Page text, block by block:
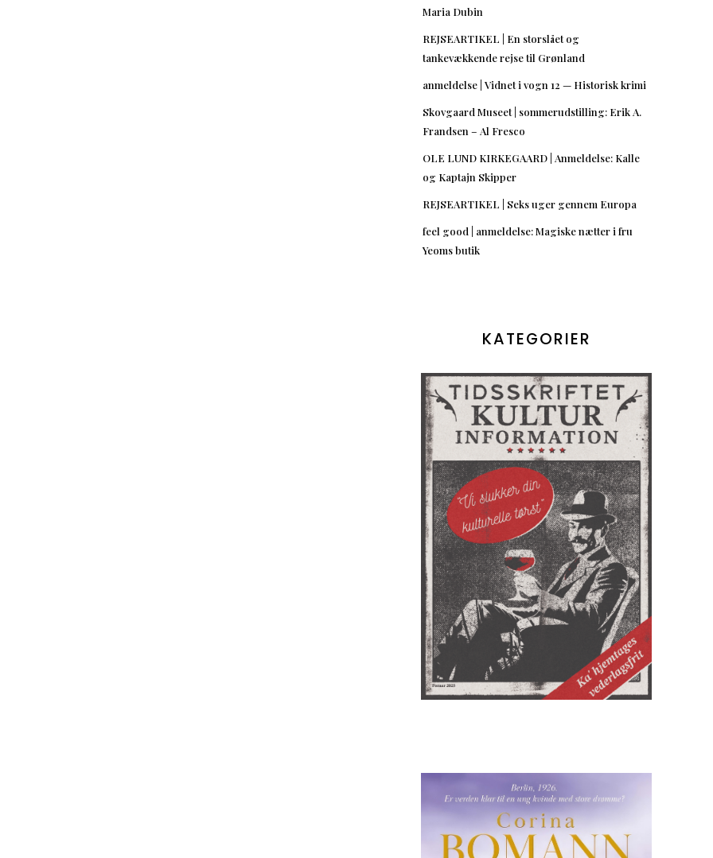
Maria Dubin
REJSEARTIKEL | En storslået og
tankevækkende rejse til Grønland
anmeldelse | Vidnet i vogn 12 — Historisk krimi
Skovgaard Museet | sommerudstilling: Erik A.
Frandsen – Al Fresco
OLE LUND KIRKEGAARD | Anmeldelse: Kalle
og Kaptajn Skipper
REJSEARTIKEL | Seks uger gennem Europa
feel good | anmeldelse: Magiske nætter i fru
Yeoms butik
KATEGORIER